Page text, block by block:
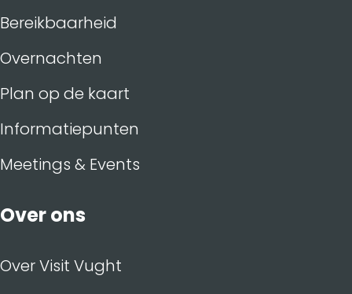
Bereikbaarheid
Overnachten
Plan op de kaart
Informatiepunten
Meetings & Events
Over ons
Over Visit Vught